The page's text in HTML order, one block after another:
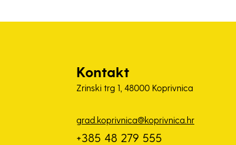
Kontakt
Zrinski trg 1, 48000 Koprivnica
grad.koprivnica@koprivnica.hr
+385 48 279 555